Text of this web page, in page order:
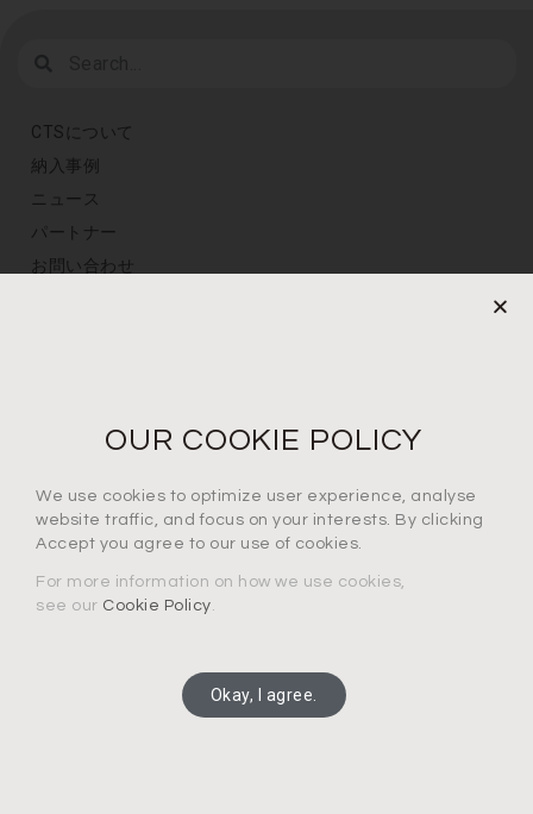
CTSについて
納入事例
ニュース
パートナー
お問い合わせ
プライバシーポリシーに同意します*
OUR COOKIE POLICY
We use cookies to optimize user experience, analyse
website traffic, and focus on your interests. By clicking
Accept you agree to our use of cookies.
For more information on how we use cookies,
see our Cookie Policy
Okay, I agree.